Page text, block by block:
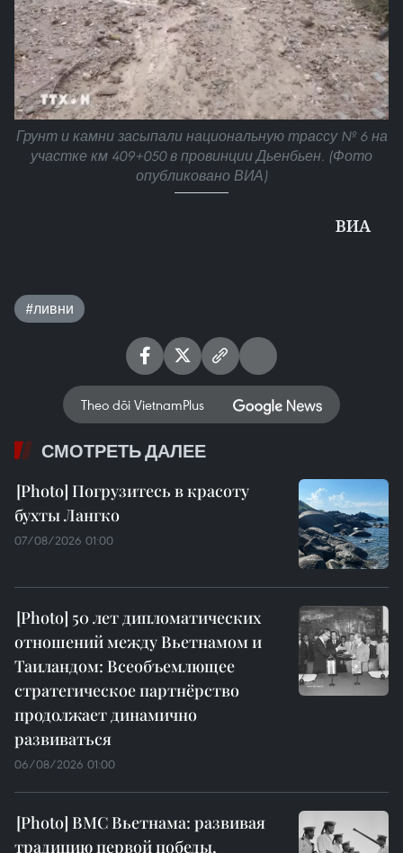
Грунт и камни засыпали национальную трассу № 6 на
участке км 409+050 в провинции Дьенбьен. (Фото
опубликовано ВИА)
ВИА
#ливни
Theo dõi VietnamPlus
СМОТРЕТЬ ДАЛЕЕ
Погрузитесь в красоту
бухты Лангко
07/08/2026 01:00
50 лет дипломатических
отношений между Вьетнамом и
Таиландом: Всеобъемлющее
стратегическое партнёрство
продолжает динамично
развиваться
06/08/2026 01:00
ВМС Вьетнама: развивая
традицию первой победы,